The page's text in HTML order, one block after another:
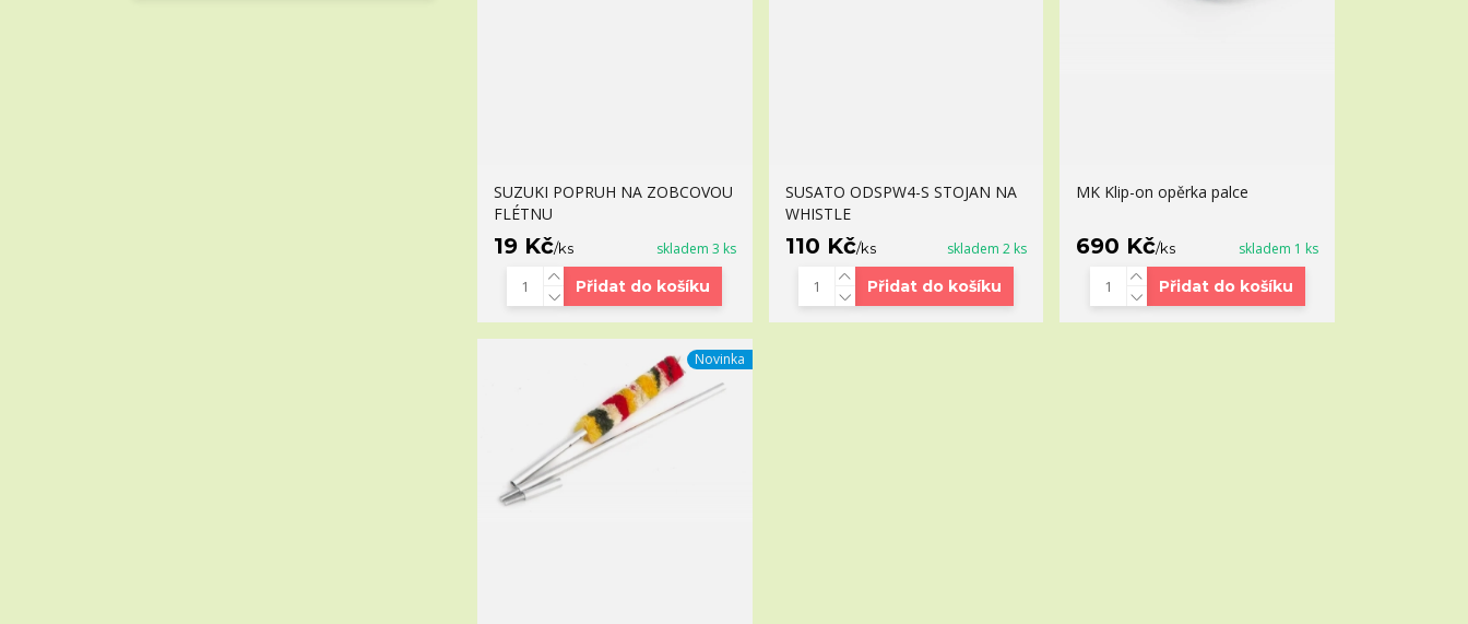
SUZUKI POPRUH NA ZOBCOVOU
FLÉTNU
19 Kč/ks skladem 3 ks
Přidat do košíku
SUSATO ODSPW4-S STOJAN NA
WHISTLE
110 Kč/ks skladem 2 ks
Přidat do košíku
MK Klip-on opěrka palce
690 Kč/ks skladem 1 ks
Přidat do košíku
Novinka